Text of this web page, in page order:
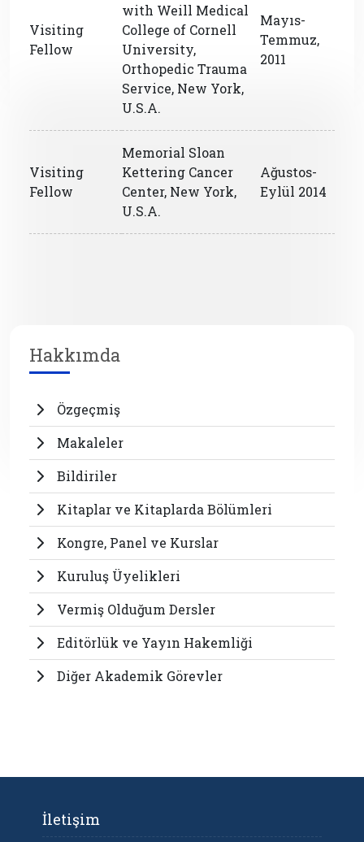
Visiting
Fellow
with Weill Medical
College of Cornell
University,
Orthopedic Trauma
Service, New York,
U.S.A.
Mayıs-
Temmuz,
2011
Visiting
Fellow
Memorial Sloan
Kettering Cancer
Center, New York,
U.S.A.
Ağustos-
Eylül 2014
Hakkımda
Özgeçmiş
Makaleler
Bildiriler
Kitaplar ve Kitaplarda Bölümleri
Kongre, Panel ve Kurslar
Kuruluş Üyelikleri
Vermiş Olduğum Dersler
Editörlük ve Yayın Hakemliği
Diğer Akademik Görevler
İletişim